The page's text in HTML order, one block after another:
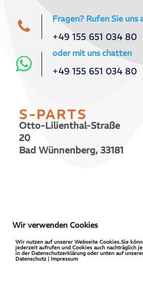
Fragen? Rufen Sie uns
+49 155 651 034 80
oder mit uns chatten
+49 155 651 034 80
S-PARTS
Otto-Lilienthal-Straße
20
Bad Wünnenberg, 33181
Wir verwenden Cookies
Wir nutzen auf unserer Webseite Cookies.Sie
jederzeit aufrufen und Cookies auch nachträglich
in der Datenschutzerklärung oder unten auf
Datenschutz | Impressum